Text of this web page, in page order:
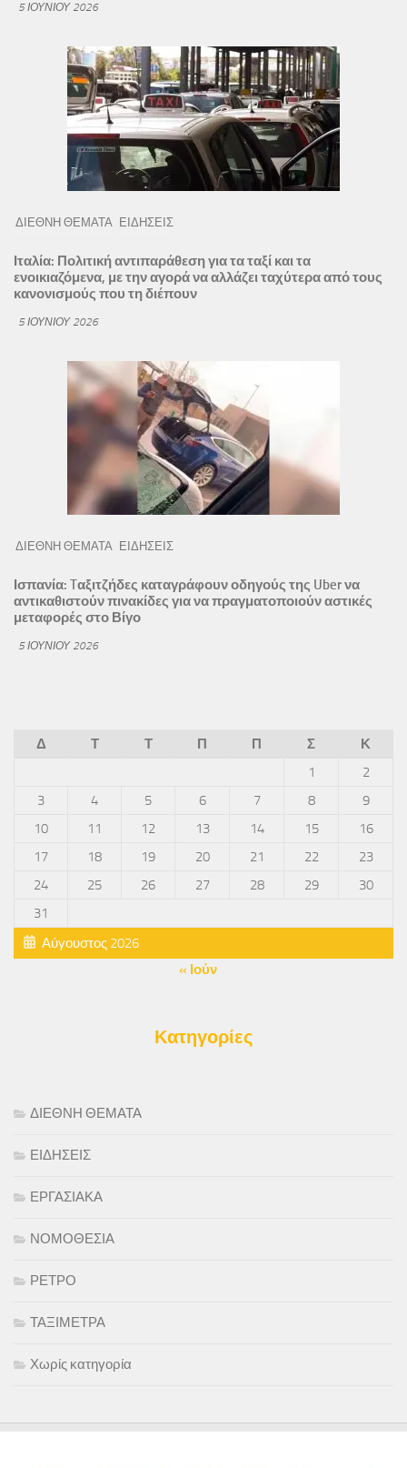
5 ΙΟΥΝΊΟΥ 2026
ΔΙΕΘΝΗ ΘΕΜΑΤΑ ΕΙΔΗΣΕΙΣ
Ιταλία: Πολιτική αντιπαράθεση για τα ταξί και τα
ενοικιαζόμενα, με την αγορά να αλλάζει ταχύτερα από τους
κανονισμούς που τη διέπουν
5 ΙΟΥΝΊΟΥ 2026
ΔΙΕΘΝΗ ΘΕΜΑΤΑ ΕΙΔΗΣΕΙΣ
Ισπανία: Tαξιτζήδες καταγράφουν οδηγούς της Uber να
αντικαθιστούν πινακίδες για να πραγματοποιούν αστικές
μεταφορές στο Βίγο
5 ΙΟΥΝΊΟΥ 2026
Αύγουστος 2026
Δ Τ Τ Π Π Σ
Κ
1
2
3
4 5 6 7 8
9
10
11 12 13 14 15
16
17
18 19 20 21 22
23
24
25 26 27 28 29
30
31
« Ιούν
Κατηγορίες
ΔΙΕΘΝΗ ΘΕΜΑΤΑ
ΕΙΔΗΣΕΙΣ
ΕΡΓΑΣΙΑΚΑ
ΝΟΜΟΘΕΣΙΑ
ΡΕΤΡΟ
ΤΑΞΙΜΕΤΡΑ
Χωρίς κατηγορία